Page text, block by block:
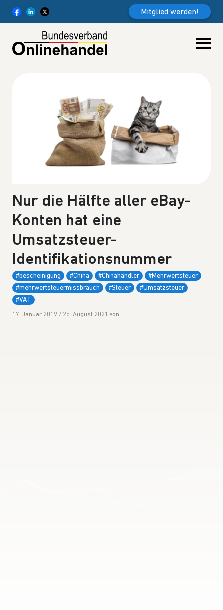
Mitglied werden!
Nur die Hälfte aller eBay-
Konten hat eine
Umsatzsteuer-
Identifikationsnummer
#bescheinigung #China #Chinahändler
#Mehrwertsteuer
#mehrwertsteuermissbrauch
#Steuer
#Umsatzsteuer
#VAT
17. Januar 2019 / 25. August 2021 von